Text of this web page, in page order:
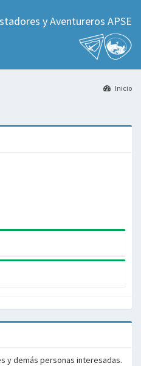
y Aventureros APSE
Inicio
y demás personas interesadas.